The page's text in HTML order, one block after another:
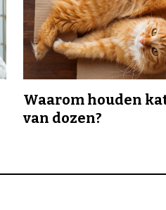
Waarom houden
van dozen?